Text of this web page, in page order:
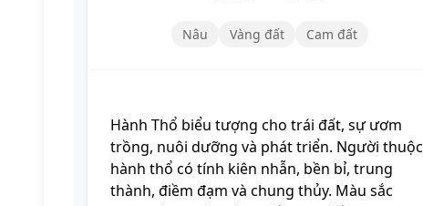
Nâu Vàng đất Cam đất
Hành Thổ biểu tượng cho trái đất, sự ươm
trồng, nuôi dưỡng và phát triển. Người thuộc
hành thổ có tính kiên nhẫn, bền bỉ, trung
thành, điềm đạm và chung thủy. Màu sắc